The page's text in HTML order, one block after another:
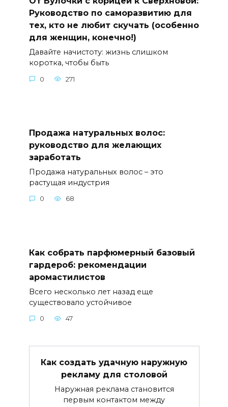
Руководство по саморазвитию для
тех, кто не любит скучать (особенно
для женщин, конечно!)
Давайте начистоту: жизнь слишком
коротка, чтобы быть
0 271
Продажа натуральных волос:
руководство для желающих
заработать
Продажа натуральных волос – это
растущая индустрия
0 68
Как собрать парфюмерный базовый
гардероб: рекомендации
аромастилистов
Всего несколько лет назад еще
существовало устойчивое
0 47
Как создать удачную наружную
рекламу для столовой
Наружная реклама становится
первым контактом между